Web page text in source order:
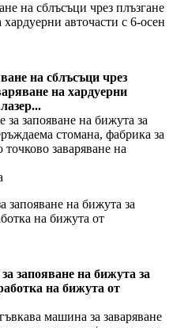
на сблъсъци чрез плъзгане
хардуерни авточасти с 6-осен
на сблъсъци чрез
на хардуерни
запояване на бижута за
на бижута от
запояване на бижута за
на бижута от